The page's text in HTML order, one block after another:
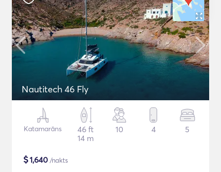
Nautitech 46 Fly
Katamarāns
46 ft
14 m
10 4 5
$1,640 /nakts